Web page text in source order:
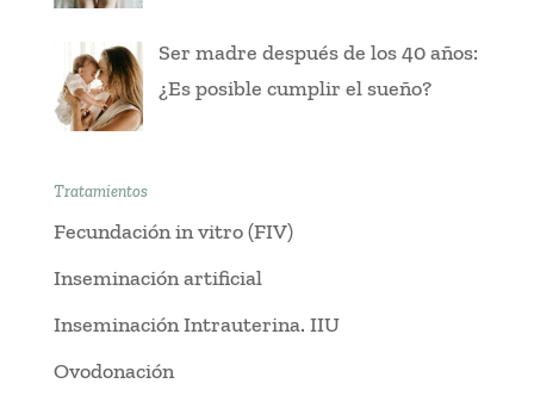
Ser madre después de los 40 años:
¿Es posible cumplir el sueño?
Tratamientos
Fecundación in vitro (FIV)
Inseminación artificial
Inseminación Intrauterina. IIU
Ovodonación